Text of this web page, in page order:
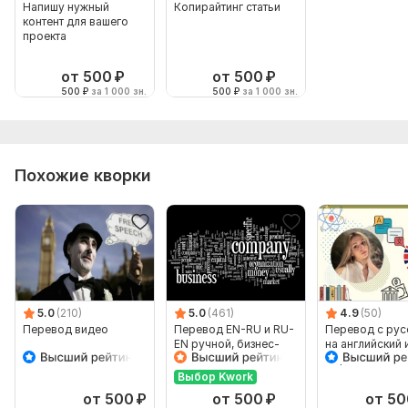
Напишу нужный
контент для вашего
проекта
от 500 ₽
500 ₽ за 1 000 зн.
Копирайтинг статьи
от 500 ₽
500 ₽ за 1 000 зн.
Похожие кворки
5.0 (210)
Перевод видео
от 500 ₽
5.0 (461)
Перевод EN-RU и RU-
EN ручной, бизнес-
английский
Выбор Kwork
от 500 ₽
4.9 (50)
Перевод с
на английский
обратно
от